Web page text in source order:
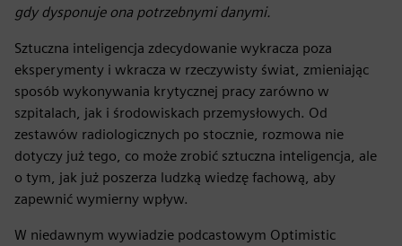
gdy dysponuje ona potrzebnymi danymi.
Sztuczna inteligencja zdecydowanie wykracza poza
eksperymenty i wkracza w rzeczywisty świat, zmieniając
sposób wykonywania krytycznej pracy zarówno w
szpitalach, jak i środowiskach przemysłowych. Od
zestawów radiologicznych po stocznie, rozmowa nie
dotyczy już tego, co może zrobić sztuczna inteligencja, ale
o tym, jak już poszerza ludzką wiedzę fachową, aby
zapewnić wymierny wpływ.
W niedawnym wywiadzie podcastowym Optimistic